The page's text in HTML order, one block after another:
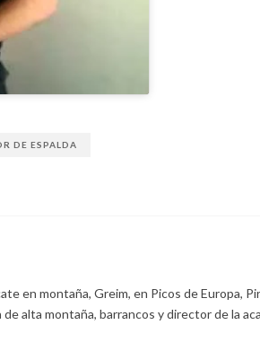
DE ESPALDA
en montaña, Greim, en Picos de Europa,
alta montaña, barrancos y director de la